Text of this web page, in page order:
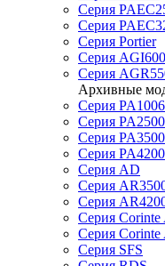
Серия
Серия
Серия Portier
Серия
Серия
Архивные
Серия PA1006
Серия PA2500
Серия PA3500
Серия PA4200
Серия AD
Серия
Серия
Серия Corinte
Серия Corinte
Серия SFS